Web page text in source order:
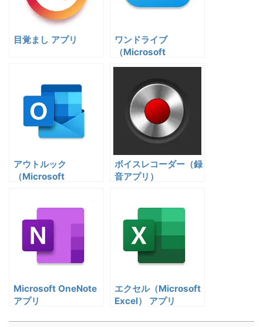
目覚まし アプリ
ワンドライブ
（Microsoft
Onedrive） アプリ
アウトルック
（Microsoft
ボイスレコーダー（録
音アプリ）
Microsoft OneNote
アプリ
エクセル（Microsoft
Excel） アプリ